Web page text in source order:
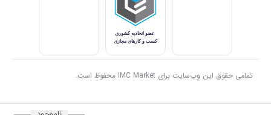
تمامی حقوق این وب‌سایت برای IMC Market محفوظ است.